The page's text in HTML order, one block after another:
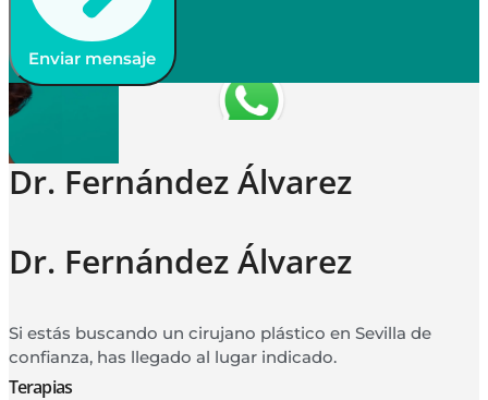
Enviar mensaje
Dr. Fernández Álvarez
Dr. Fernández Álvarez
Si estás buscando un cirujano plástico en Sevilla de
confianza, has llegado al lugar indicado.
Terapias